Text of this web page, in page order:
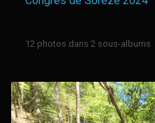
12 photos dans 2 sous-albums